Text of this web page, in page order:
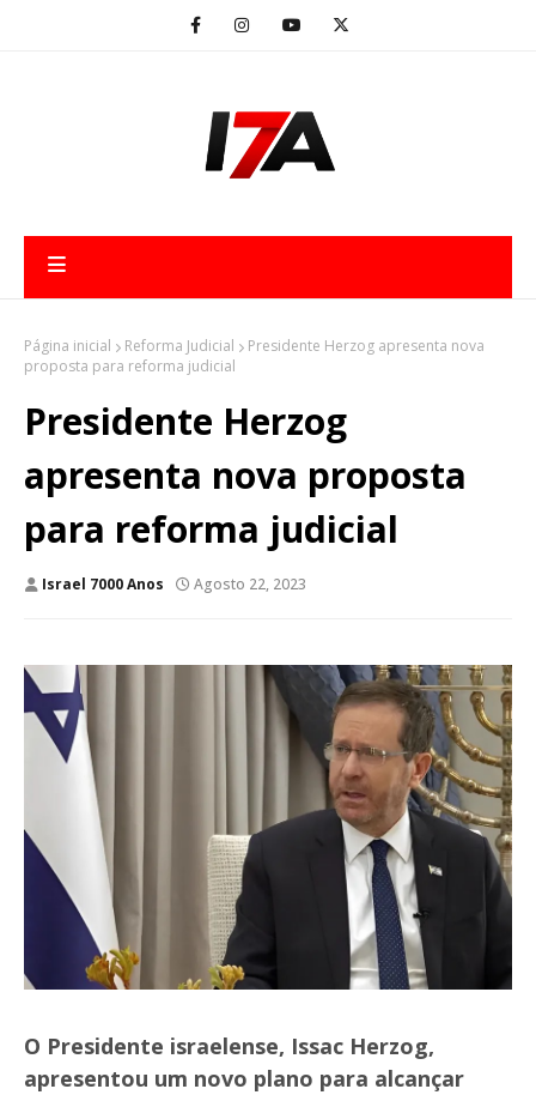
Página inicial Reforma Judicial
Presidente Herzog apresenta nova
proposta para reforma judicial
Presidente Herzog
apresenta nova proposta
para reforma judicial
Israel 7000 Anos Agosto 22, 2023
O Presidente israelense, Issac Herzog,
apresentou um novo plano para alcançar